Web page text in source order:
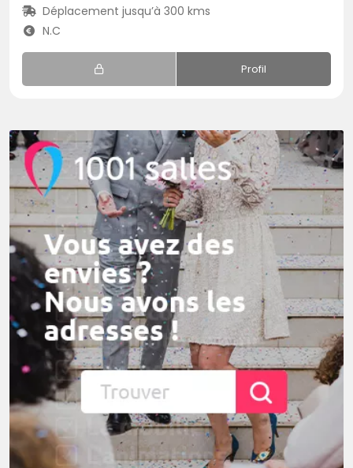
Déplacement jusqu’à 300 kms
N.C
Profil